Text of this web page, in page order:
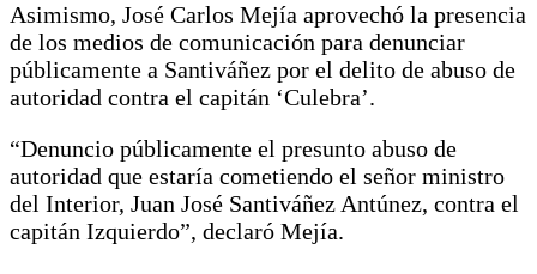
Asimismo, José Carlos Mejía aprovechó la presencia
de los medios de comunicación para denunciar
públicamente a Santiváñez por el delito de abuso de
autoridad contra el capitán ‘Culebra’.
“Denuncio públicamente el presunto abuso de
autoridad que estaría cometiendo el señor ministro
del Interior, Juan José Santiváñez Antúnez, contra el
capitán Izquierdo”, declaró Mejía.